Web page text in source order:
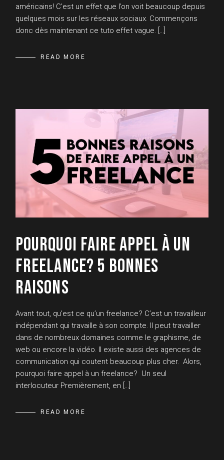
américains! C’est un effet que l’on voit beaucoup depuis
quelques mois sur les réseaux sociaux. Commençons
donc dès maintenant ce tuto effet vague. […]
READ MORE
POURQUOI FAIRE APPEL À UN
FREELANCE? 5 BONNES
RAISONS
Avant tout, qu’est ce qu’un freelance? C’est un travailleur
indépendant qui travaille à son compte. Il peut travailler
dans de nombreux domaines comme le graphisme, de
web ou encore la vidéo. Il existe aussi des agences de
communication qui coutent beaucoup plus cher. Alors,
pourquoi faire appel à un freelance? Un seul
interlocuteur Premièrement, en […]
READ MORE